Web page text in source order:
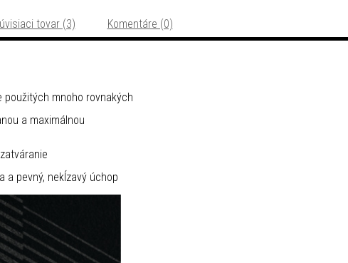
tovar (3) Komentáre (0)
použitých mnoho rovnakých
a maximálnou
a pevný, nekĺzavý úchop